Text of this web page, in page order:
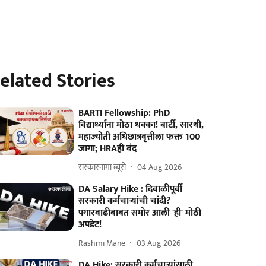
Stories
BARTI Fellowship: PhD
विद्यार्थ्यांना मोठा धक्का! बार्टी, सारथी,
महाज्योती अधिछात्रवृत्तीला फक्त 100
जागा; HRAही बंद
सरकारनामा ब्यूरो 04 Aug 2026
DA Salary Hike : दिवाळीपूर्वी
सरकारी कर्मचाऱ्यांची चांदी?
पगारवाढीबाबत समोर आली 'ही' मोठी
अपडेट!
Rashmi Mane 03 Aug 2026